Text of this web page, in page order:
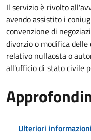
Il servizio è rivolto
avendo assistito i
convenzione di
divorzio o modifica
relativo nullaosta o
all'ufficio di stato civile
Ulteriori informazioni